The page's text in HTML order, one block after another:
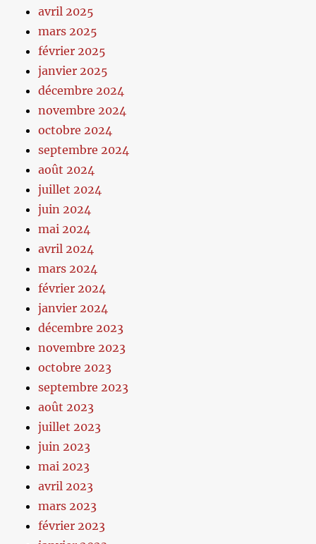
avril 2025
mars 2025
février 2025
janvier 2025
décembre 2024
novembre 2024
octobre 2024
septembre 2024
août 2024
juillet 2024
juin 2024
mai 2024
avril 2024
mars 2024
février 2024
janvier 2024
décembre 2023
novembre 2023
octobre 2023
septembre 2023
août 2023
juillet 2023
juin 2023
mai 2023
avril 2023
mars 2023
février 2023